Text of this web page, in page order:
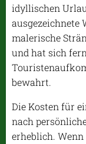
idyllischen
ausgezeichnete
malerische
und hat sich
bewahrt.
Die Kosten für
nach
erheblich. Wenn